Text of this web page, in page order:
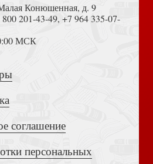
и до края земли
4-х книгах. Первый комплект
(Тихоний Африканский)
и правда России (2024)
Конюшенная, д. 9
800 201-43-49, +7 964 335-07-
МСК
соглашение
персональных